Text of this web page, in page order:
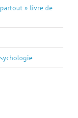
» livre de